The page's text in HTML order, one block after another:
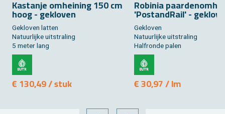
Kas­tan­je om­hei­ning 150 cm
hoog - ge­klo­ven
Ge­klo­ven lat­ten
Na­tuur­lij­ke uit­stra­ling
5 meter lang
€ 130,49 / stuk
Ro­bi­nia
'Pos­tand­Rail' -
Ge­klo­ven
Na­tuur­lij­ke uit­stra­ling
Half­ron­de palen
€ 30,97 / lm